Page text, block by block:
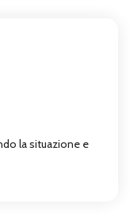
la situazione e